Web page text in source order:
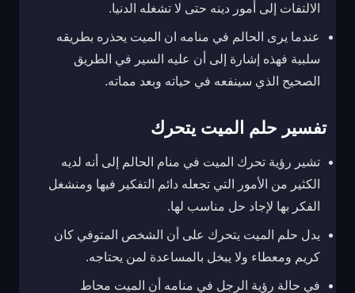
الالتفات إلى أمور دينه حتى لا تشغله الدنيا.
عندما يرى الحالم في منامه ان الميت يحذره بطريقه
سلبية فهذه إشارة إلى أن عليه السير في الطريق
الصحيح الذي سينفعه في حياته وبعد مماته.
تفسير حلم الميت يتحرك
تشير رؤية تحرك الميت في منام الحالم إلى أنه لديه
الكثير من الأمور التي تجعله دائم التفكير فيها ومنشغل
الفكر بها لإجاد حل مناسب لها.
يدل حلم الميت يتحرك على أن الشخص المتوفي كان
كريم ومعطاء ولا يبخل بالمساعدة لمن يحتاجه.
في حالة رؤية الرجل في منامه أن الميت محاط